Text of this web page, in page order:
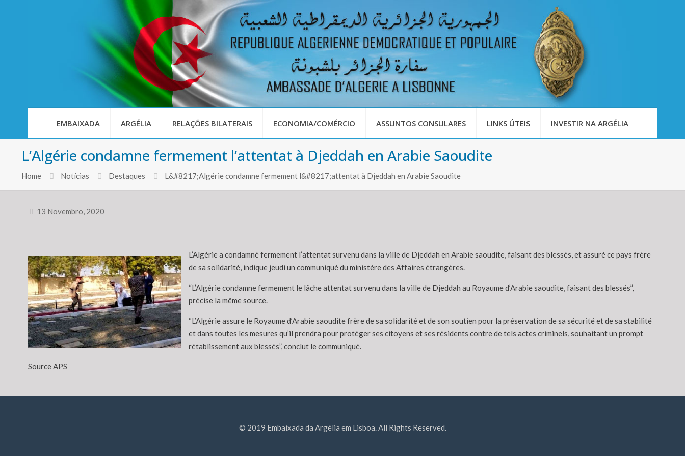
EMBAIXADA ARGÉLIA RELAÇÕES BILATERAIS ECONOMIA/COMÉRCIO ASSUNTOS CONSULARES LINKS ÚTEIS INVESTIR NA ARGÉLIA
L’Algérie condamne fermement l’attentat à Djeddah en Arabie Saoudite
Home Notícias Destaques L&#8217;Algérie condamne fermement l&#8217;attentat à Djeddah en Arabie Saoudite
13 Novembro, 2020
L’Algérie a condamné fermement l’attentat survenu dans la ville de Djeddah en Arabie saoudite, faisant des blessés, et assuré ce pays frère
de sa solidarité, indique jeudi un communiqué du ministère des Affaires étrangères.
“L’Algérie condamne fermement le lâche attentat survenu dans la ville de Djeddah au Royaume d’Arabie saoudite, faisant des blessés”,
précise la même source.
“L’Algérie assure le Royaume d’Arabie saoudite frère de sa solidarité et de son soutien pour la préservation de sa sécurité et de sa stabilité
et dans toutes les mesures qu’il prendra pour protéger ses citoyens et ses résidents contre de tels actes criminels, souhaitant un prompt
rétablissement aux blessés”, conclut le communiqué.
Source APS
© 2019 Embaixada da Argélia em Lisboa. All Rights Reserved.